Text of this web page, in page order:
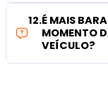
12.É MAIS
MOMENTO
VEÍCULO?